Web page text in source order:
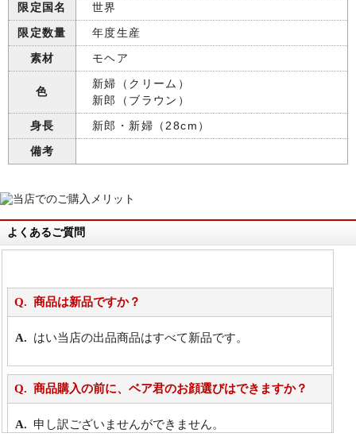
限定国名
世界
限定数量
年度生産
素材
モヘア
色
新婦（クリーム）
新郎（ブラウン）
身長
新郎・新婦（28cm）
備考
よくあるご質問
商品は新品ですか？
はい当店の出品商品はすべて新品です。
商品購入の前に、ベア君のお顔選びはできますか？
申し訳ございませんができません。